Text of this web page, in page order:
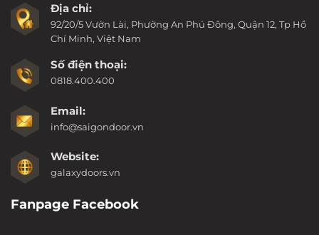
Địa chỉ:
92/20/5 Vườn Lài, Phường An Phú Đông, Quận 12, Tp Hồ
Chí Minh, Việt Nam
Số điện thoại:
0818.400.400
Email:
info@saigondoor.vn
Website:
galaxydoors.vn
Fanpage Facebook